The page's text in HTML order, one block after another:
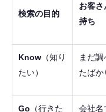
検索の目的
お客さ
持ち
Know （知り
たい）
まだ
たばか
Go （行きた
会社名